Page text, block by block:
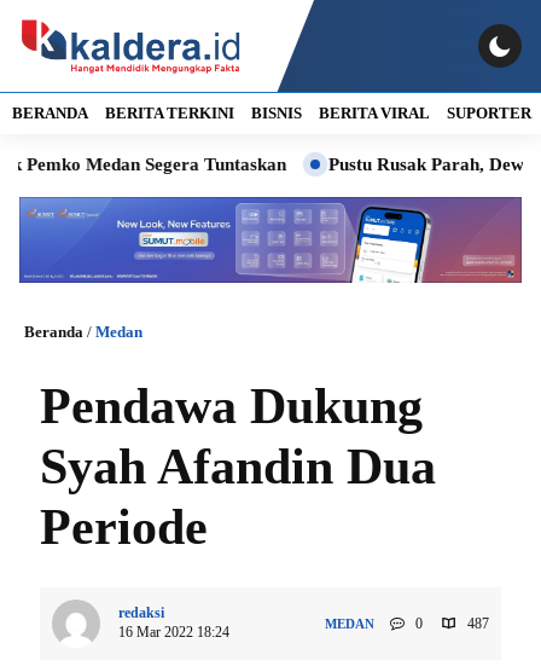
BERANDA BERITA TERKINI BISNIS BERITA VIRAL SUPORTER
Medan Segera Tuntaskan Pustu Rusak Parah, Dewan
Beranda / Medan
Pendawa Dukung
Syah Afandin Dua
Periode
redaksi
16 Mar 2022 18:24
MEDAN 0 487